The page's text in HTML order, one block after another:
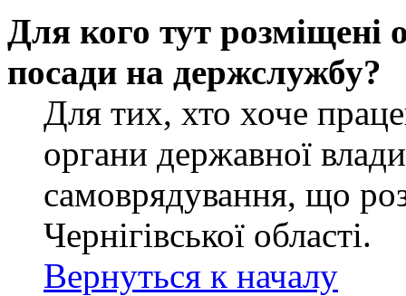
Для кого тут розміщені
посади на держслужбу?
Для тих, хто хоче
органи державної
самоврядування, що
Чернігівської області.
Вернуться к началу